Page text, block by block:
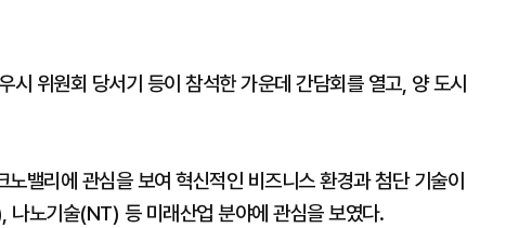
시 위원회 당서기 등이 참석한 가운데 간담회를 열고, 양 도시
밸리에 관심을 보여 혁신적인 비즈니스 환경과 첨단 기술이
노기술(NT) 등 미래산업 분야에 관심을 보였다.